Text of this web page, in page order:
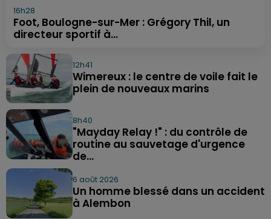
16h28
Foot, Boulogne-sur-Mer : Grégory Thil, un
directeur sportif à...
12h41
Wimereux : le centre de voile fait le
plein de nouveaux marins
8h40
"Mayday Relay !" : du contrôle de
routine au sauvetage d'urgence
de...
6 août 2026
Un homme blessé dans un accident
à Alembon